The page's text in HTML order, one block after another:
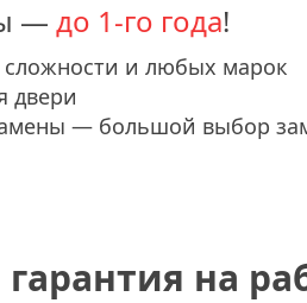
— до 1-го года!
и любых марок
двери
— большой выбор
на